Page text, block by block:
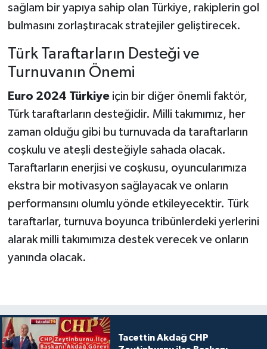
sağlam bir yapıya sahip olan Türkiye, rakiplerin gol
bulmasını zorlaştıracak stratejiler geliştirecek.
Türk Taraftarların Desteği ve
Turnuvanın Önemi
Euro 2024 Türkiyeiçin bir diğer önemli faktör,
Türk taraftarların desteğidir. Milli takımımız, her
zaman olduğu gibi bu turnuvada da taraftarların
coşkulu ve ateşli desteğiyle sahada olacak.
Taraftarların enerjisi ve coşkusu, oyuncularımıza
ekstra bir motivasyon sağlayacak ve onların
performansını olumlu yönde etkileyecektir. Türk
taraftarlar, turnuva boyunca tribünlerdeki yerlerini
alarak milli takımımıza destek verecek ve onların
yanında olacak.
Tacettin Akdağ CHP